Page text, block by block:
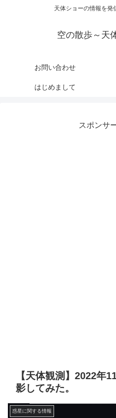
天体ショーの情報を発
空の散歩～天
お問い合わせ
はじめまして
スポンサ
【天体観測】2022年
影してみた。
惑星に関する情報